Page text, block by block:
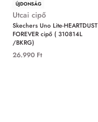
ÚJDONSÁG
Utcai cipő
Skechers Uno Lite-HEARTDUST
FOREVER cipő ( 310814L
/BKRG)
26.990 Ft